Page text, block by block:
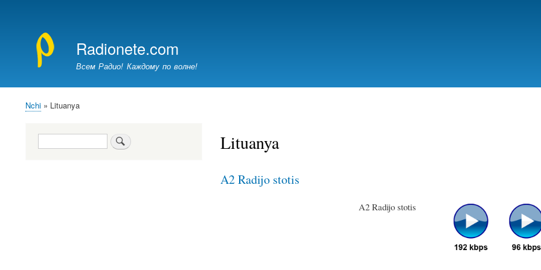
учётной
записи
пользователя
Radionete.com
Всем Радио! Каждому по волне!
Breadcrumb
Nchi Lituanya
Lituanya
A2 Radijo stotis
A2 Radijo stotis
Search